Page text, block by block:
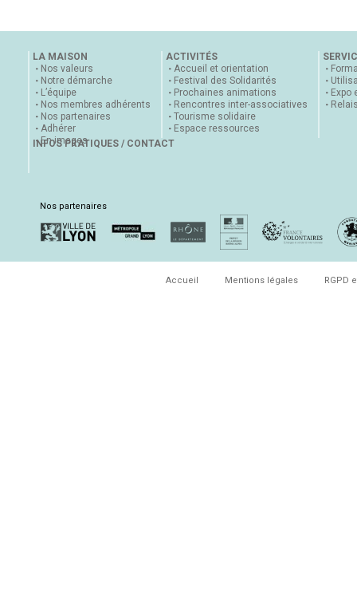
LA MAISON
Nos valeurs
Notre démarche
L’équipe
Nos membres adhérents
Nos partenaires
Adhérer
En images
ACTIVITÉS
Accueil et orientation
Festival des Solidarités
Prochaines animations
Rencontres inter-associatives
Tourisme solidaire
Espace ressources
Expo
INFOS PRATIQUES / CONTACT
Nos partenaires
Accueil Mentions légales RGPD